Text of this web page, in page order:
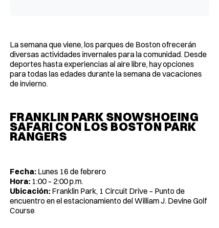
La semana que viene, los parques de Boston ofrecerán
diversas actividades invernales para la comunidad. Desde
deportes hasta experiencias al aire libre, hay opciones
para todas las edades durante la semana de vacaciones
de invierno.
FRANKLIN PARK SNOWSHOEING
SAFARI CON LOS BOSTON PARK
RANGERS
Fecha: Lunes 16 de febrero
Hora: 1:00 – 2:00 p.m.
Ubicación: Franklin Park, 1 Circuit Drive – Punto de
encuentro en el estacionamiento del William J. Devine Golf
Course